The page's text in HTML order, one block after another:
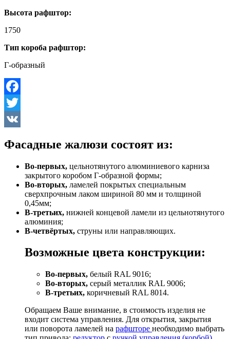
Высота рафштор:
1750
Тип короба рафштор:
Г-образный
Facebook
Twitter
Фасадные жалюзи состоят из:
Во-первых, цельнотянутого алюминиевого карниза
закрытого коробом Г-образной формы;
Во-вторых, ламелей покрытых специальным
сверхпрочным лаком шириной 80 мм и толщиной
0,45мм;
В-третьих, нижней концевой ламели из цельнотянутого
алюминия;
В-четвёртых, струны или направляющих.
Возможные цвета конструкции:
Во-первых, белый RAL 9016;
Во-вторых, серый металлик RAL 9006;
В-третьих, коричневый RAL 8014.
Обращаем Ваше внимание, в стоимость изделия не
входит система управления. Для открытия, закрытия
или поворота ламелей на рафшторе необходимо выбрать